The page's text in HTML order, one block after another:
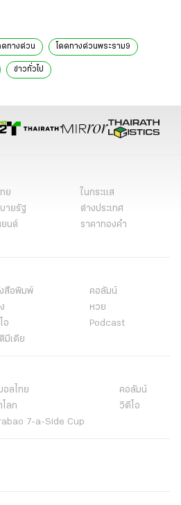
ดทางด่วน โดดทางด่วนพระราม9
ข่าวทั่วไป
ย
ในกระแส
ายรัฐ
ต่างประเทศ
นต์
ราคาทองคำ
สือพิมพ์
คอลัมน์
หวย
อ
Podcast
มีเดีย
อลไทย
คอลัมน์
ลก
วิดีโอ
7-a-Side Cup